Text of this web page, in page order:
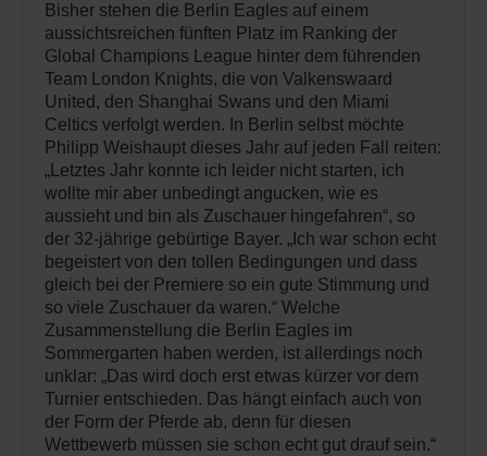
Bisher stehen die Berlin Eagles auf einem
aussichtsreichen fünften Platz im Ranking der
Global Champions League hinter dem führenden
Team London Knights, die von Valkenswaard
United, den Shanghai Swans und den Miami
Celtics verfolgt werden. In Berlin selbst möchte
Philipp Weishaupt dieses Jahr auf jeden Fall reiten:
„Letztes Jahr konnte ich leider nicht starten, ich
wollte mir aber unbedingt angucken, wie es
aussieht und bin als Zuschauer hingefahren“, so
der 32-jährige gebürtige Bayer. „Ich war schon echt
begeistert von den tollen Bedingungen und dass
gleich bei der Premiere so ein gute Stimmung und
so viele Zuschauer da waren.“ Welche
Zusammenstellung die Berlin Eagles im
Sommergarten haben werden, ist allerdings noch
unklar: „Das wird doch erst etwas kürzer vor dem
Turnier entschieden. Das hängt einfach auch von
der Form der Pferde ab, denn für diesen
Wettbewerb müssen sie schon echt gut drauf sein.“